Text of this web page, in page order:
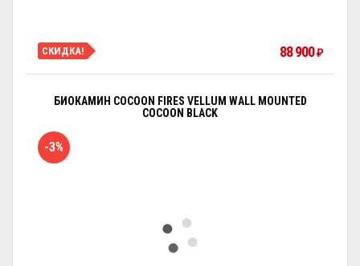
СКИДКА! 88 900₽
БИОКАМИН COCOON FIRES VELLUM WALL MOUNTED
COCOON BLACK
-3%